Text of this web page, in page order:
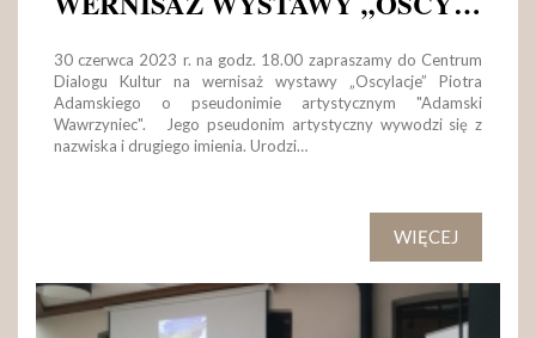
30 czerwca 2023 r. na godz. 18.00 zapraszamy do Centrum
Dialogu Kultur na wernisaż wystawy „Oscylacje” Piotra
Adamskiego o pseudonimie artystycznym "Adamski
Wawrzyniec". Jego pseudonim artystyczny wywodzi się z
nazwiska i drugiego imienia. Urodzi…
WIĘCEJ